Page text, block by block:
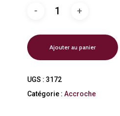
Ajouter au panier
UGS : 3172
Catégorie : Accroche